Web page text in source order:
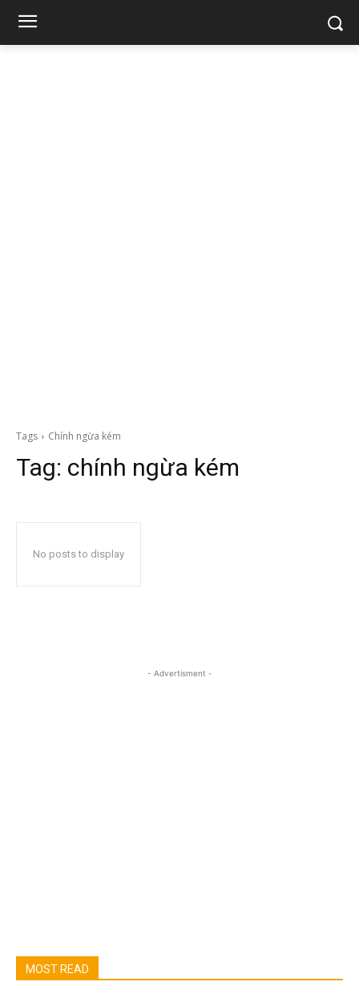
Tags Chính ngừa kém
Tag: chính ngừa kém
No posts to display
- Advertisment -
MOST READ